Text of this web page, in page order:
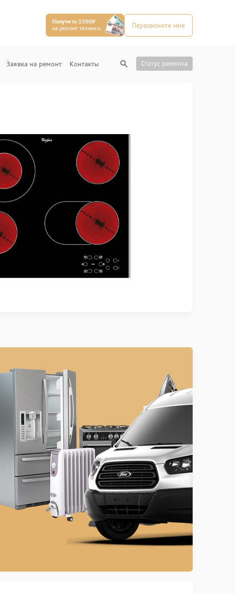
Получить 1500₽
на ремонт техники
Перезвоните мне
Заявка на ремонт Контакты Статус ремонта